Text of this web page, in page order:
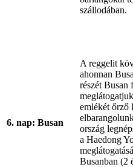
szállodában.
6. nap: Busan
A reggelit
ahonnan
részét Busan
emlékét őrző
ország
a Haedong
Busanban (2